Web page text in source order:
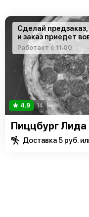
Сделай предзаказ,
и заказ приедет
Работает с 11:00
4.9 14
Пиццбург Лида
Доставка 5 руб.